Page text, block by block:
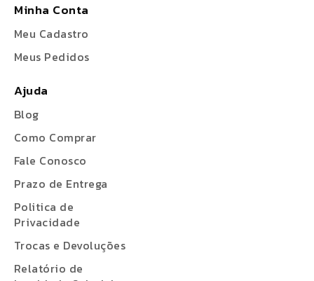
Minha Conta
Meu Cadastro
Meus Pedidos
Ajuda
Blog
Como Comprar
Fale Conosco
Prazo de Entrega
Politica de
Privacidade
Trocas e Devoluções
Relatório de